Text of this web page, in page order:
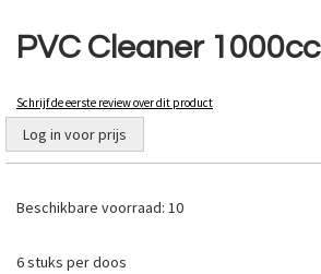
PVC Cleaner 1000cc
Schrijf de eerste review over dit product
Log in voor prijs
Beschikbare voorraad: 10
6 stuks per doos
naar
het
van
afbeeldingen-
gallerij